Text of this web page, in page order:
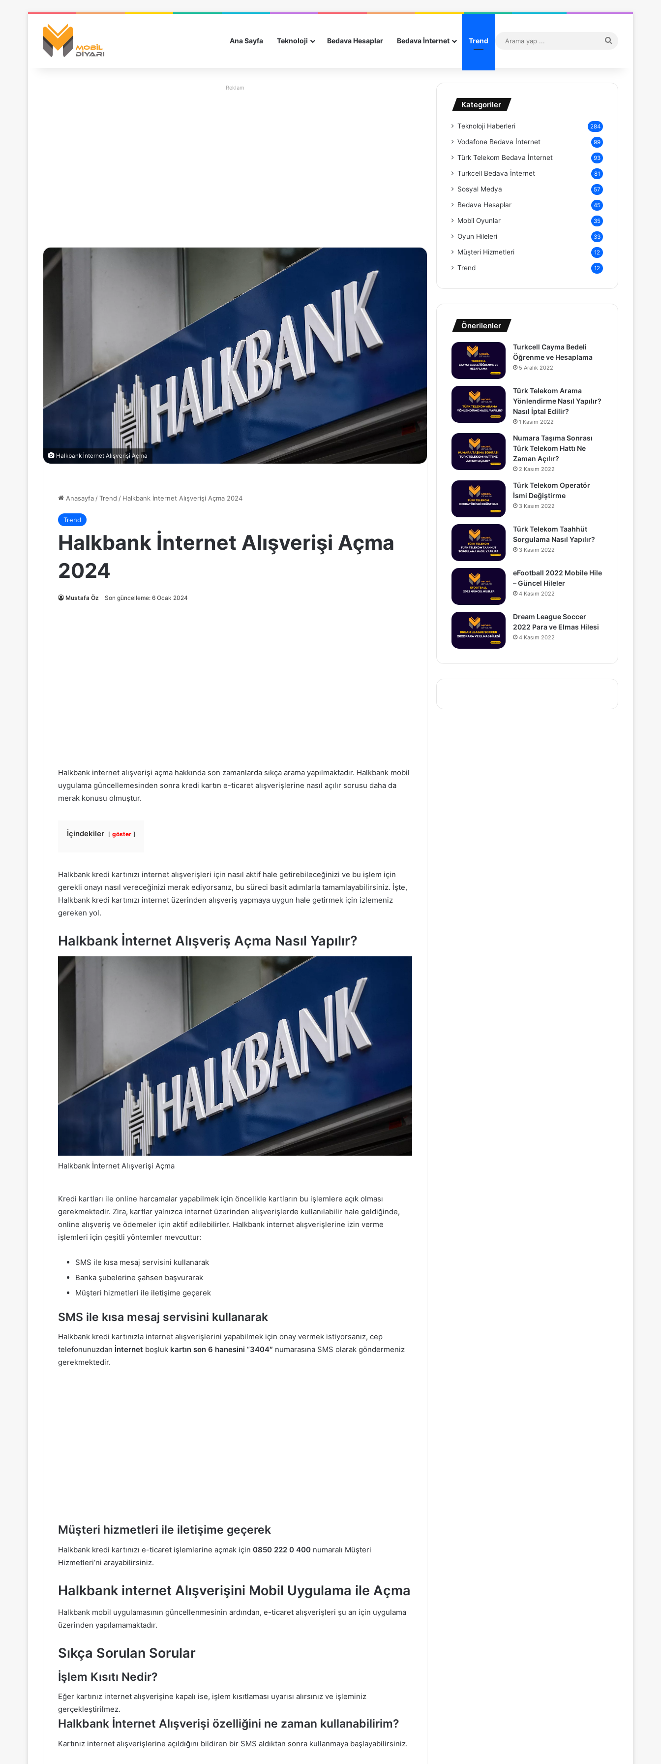
Ana Sayfa Teknoloji Bedava Hesaplar Bedava İnternet Trend
Reklam
Halkbank İnternet Alışverişi Açma
Anasayfa /Trend / Halkbank İnternet Alışverişi Açma 2024
Trend
Halkbank İnternet Alışverişi Açma
2024
Mustafa Öz Son güncelleme: 6 Ocak 2024
Halkbank internet alışverişi açma hakkında son zamanlarda sıkça arama yapılmaktadır. Halkbank mobil
uygulama güncellemesinden sonra kredi kartın e-ticaret alışverişlerine nasıl açılır sorusu daha da
merak konusu olmuştur.
İçindekiler göster
Halkbank kredi kartınızı internet alışverişleri için nasıl aktif hale getirebileceğinizi ve bu işlem için
gerekli onayı nasıl vereceğinizi merak ediyorsanız, bu süreci basit adımlarla tamamlayabilirsiniz. İşte,
Halkbank kredi kartınızı internet üzerinden alışveriş yapmaya uygun hale getirmek için izlemeniz
gereken yol.
Halkbank İnternet Alışveriş Açma Nasıl Yapılır?
Halkbank İnternet Alışverişi Açma
Kredi kartları ile online harcamalar yapabilmek için öncelikle kartların bu işlemlere açık olması
gerekmektedir. Zira, kartlar yalnızca internet üzerinden alışverişlerde kullanılabilir hale geldiğinde,
online alışveriş ve ödemeler için aktif edilebilirler. Halkbank internet alışverişlerine izin verme
işlemleri için çeşitli yöntemler mevcuttur:
SMS ile kısa mesaj servisini kullanarak
Banka şubelerine şahsen başvurarak
Müşteri hizmetleri ile iletişime geçerek
SMS ile kısa mesaj servisini kullanarak
Halkbank kredi kartınızla internet alışverişlerini yapabilmek için onay vermek istiyorsanız, cep
telefonunuzdan İnternet boşluk kartın son 6 hanesini “3404″ numarasına SMS olarak göndermeniz
gerekmektedir.
Müşteri hizmetleri ile iletişime geçerek
Halkbank kredi kartınızı e-ticaret işlemlerine açmak için 0850 222 0 400 numaralı Müşteri
Hizmetleri’ni arayabilirsiniz.
Halkbank internet Alışverişini Mobil Uygulama ile Açma
Halkbank mobil uygulamasının güncellenmesinin ardından, e-ticaret alışverişleri şu an için uygulama
üzerinden yapılamamaktadır.
Sıkça Sorulan Sorular
İşlem Kısıtı Nedir?
Eğer kartınız internet alışverişine kapalı ise, işlem kısıtlaması uyarısı alırsınız ve işleminiz
gerçekleştirilmez.
Halkbank İnternet Alışverişi özelliğini ne zaman kullanabilirim?
Kartınız internet alışverişlerine açıldığını bildiren bir SMS aldıktan sonra kullanmaya başlayabilirsiniz.
Kategoriler
Teknoloji Haberleri 284
Vodafone Bedava İnternet 99
Türk Telekom Bedava İnternet 93
Turkcell Bedava İnternet 81
Sosyal Medya 57
Bedava Hesaplar 45
Mobil Oyunlar 35
Oyun Hileleri 33
Müşteri Hizmetleri 12
Trend 12
Önerilenler
Turkcell Cayma Bedeli
Öğrenme ve Hesaplama
5 Aralık 2022
Türk Telekom Arama
Yönlendirme Nasıl Yapılır?
Nasıl İptal Edilir?
1 Kasım 2022
Numara Taşıma Sonrası
Türk Telekom Hattı Ne
Zaman Açılır?
2 Kasım 2022
Türk Telekom Operatör
İsmi Değiştirme
3 Kasım 2022
Türk Telekom Taahhüt
Sorgulama Nasıl Yapılır?
3 Kasım 2022
eFootball 2022 Mobile Hile
– Güncel Hileler
4 Kasım 2022
Dream League Soccer
2022 Para ve Elmas Hilesi
4 Kasım 2022